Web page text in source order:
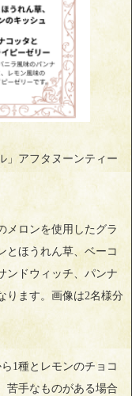
」アフタヌーンティー
メロンを使用したグラ
とほうれん草、ベーコ
ンドウィッチ、パンナ
ります。画像は2名様分
1種とレモンのチョコ
苦手なものがある場合